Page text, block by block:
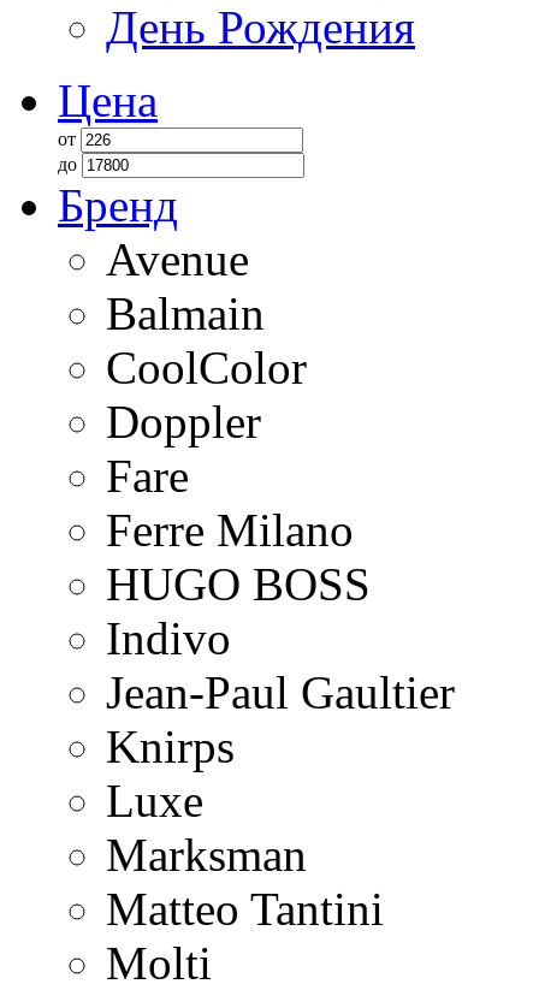
День Рождения
Цена
от
до
Бренд
Avenue
Balmain
CoolColor
Doppler
Fare
Ferre Milano
HUGO BOSS
Indivo
Jean-Paul Gaultier
Knirps
Luxe
Marksman
Matteo Tantini
Molti